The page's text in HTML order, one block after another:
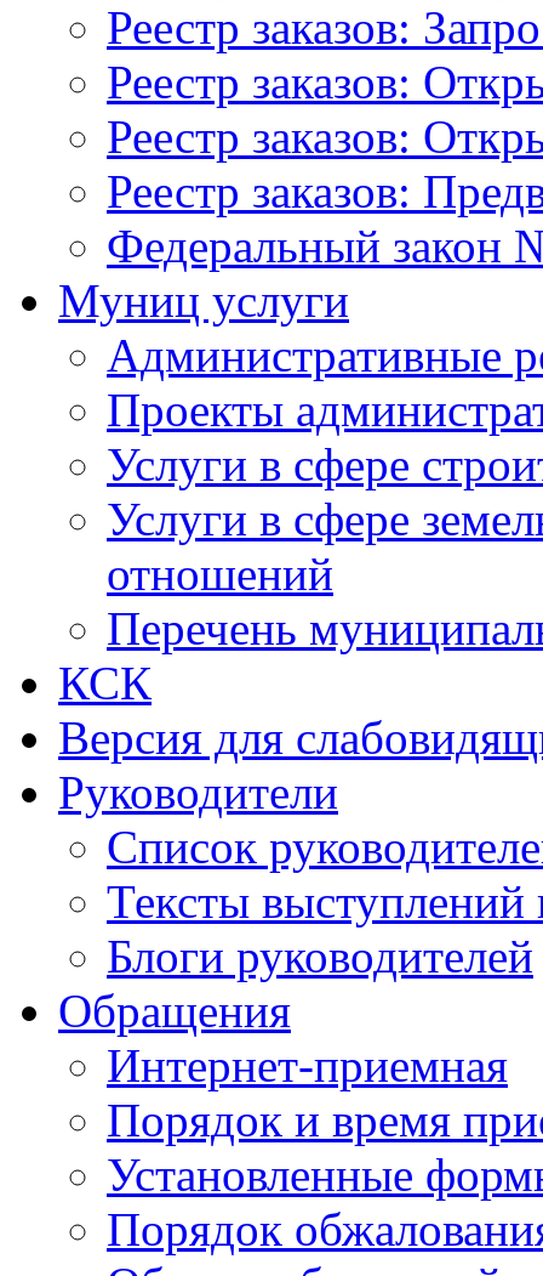
Реестр заказов:
Реестр заказов:
Реестр заказов:
Реестр заказов:
Федеральный закон
Муниц услуги
Административные
Проекты
Услуги в сфере
Услуги в сфере
отношений
Перечень
КСК
Версия для
Руководители
Список
Тексты выступлений
Блоги руководителей
Обращения
Интернет-приемная
Порядок и время
Установленные
Порядок